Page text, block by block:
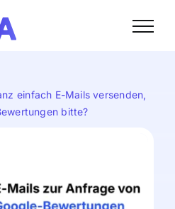
einfach E-Mails versenden,
bitte?